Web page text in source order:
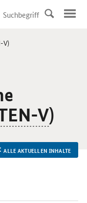
V)
V)
ALLE AKTUELLEN INHALTE